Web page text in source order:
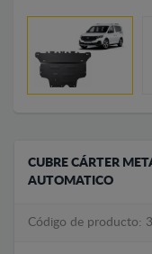
CUBRE CÁRTER
AUTOMATICO
Código de producto: